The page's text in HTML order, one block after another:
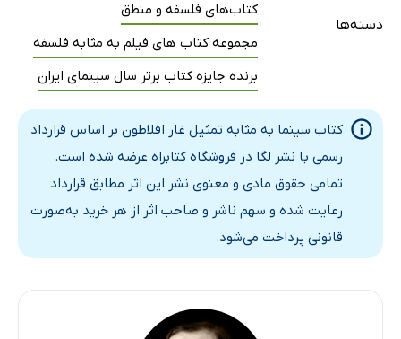
دسته‌ها
کتاب‌های فلسفه و منطق
مجموعه کتاب های فیلم به مثابه فلسفه
برنده جایزه کتاب برتر سال سینمای ایران
کتاب سینما به مثابه تمثیل غار افلاطون بر اساس قرارداد
رسمی با نشر لگا در فروشگاه کتابراه عرضه شده است.
تمامی حقوق مادی و معنوی نشر این اثر مطابق قرارداد
رعایت شده و سهم ناشر و صاحب اثر از هر خرید به‌صورت
قانونی پرداخت می‌شود.